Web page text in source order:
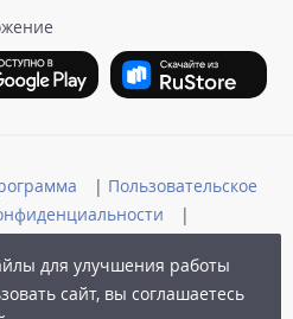
| Пользовательское
|
для улучшения работы
сайт, вы соглашаетесь